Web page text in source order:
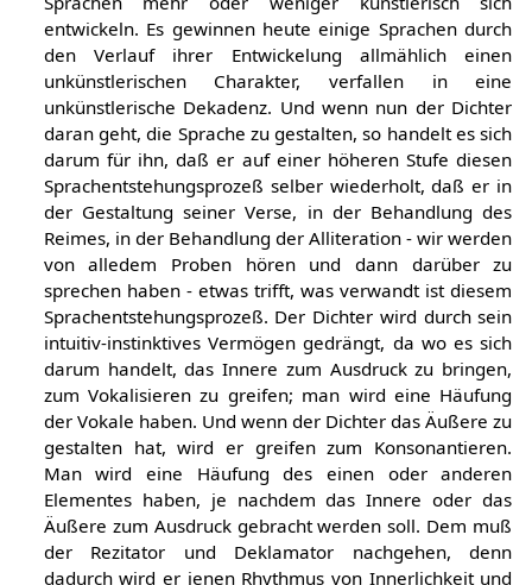
konsonantieren, zeigt sich, inwiefern sie selber als
Sprachen mehr oder weniger künstlerisch sich
entwickeln. Es gewinnen heute einige Sprachen durch
den Verlauf ihrer Entwickelung allmählich einen
unkünstlerischen Charakter, verfallen in eine
unkünstlerische Dekadenz. Und wenn nun der Dichter
daran geht, die Sprache zu gestalten, so handelt es sich
darum für ihn, daß er auf einer höheren Stufe diesen
Sprachentstehungsprozeß selber wiederholt, daß er in
der Gestaltung seiner Verse, in der Behandlung des
Reimes, in der Behandlung der Alliteration - wir werden
von alledem Proben hören und dann darüber zu
sprechen haben - etwas trifft, was verwandt ist diesem
Sprachentstehungsprozeß. Der Dichter wird durch sein
intuitiv-instinktives Vermögen gedrängt, da wo es sich
darum handelt, das Innere zum Ausdruck zu bringen,
zum Vokalisieren zu greifen; man wird eine Häufung
der Vokale haben. Und wenn der Dichter das Äußere zu
gestalten hat, wird er greifen zum Konsonantieren.
Man wird eine Häufung des einen oder anderen
Elementes haben, je nachdem das Innere oder das
Äußere zum Ausdruck gebracht werden soll. Dem muß